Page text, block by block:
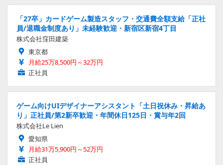
「27卒」カードゲーム製造スタッフ・交通費全額支給「正社
員/退職金制度あり」未経験歓迎・新宿区新宿4丁目
株式会社窪田建築
東京都
月給25万8,500円～32万円
正社員
ゲーム向けUIデザイナーアシスタント「土日祝休み・昇給あ
り」正社員/第2新卒歓迎・年間休日125日・賞与年2回
株式会社Le Lien
愛知県
月給31万5,900円～52万円
正社員